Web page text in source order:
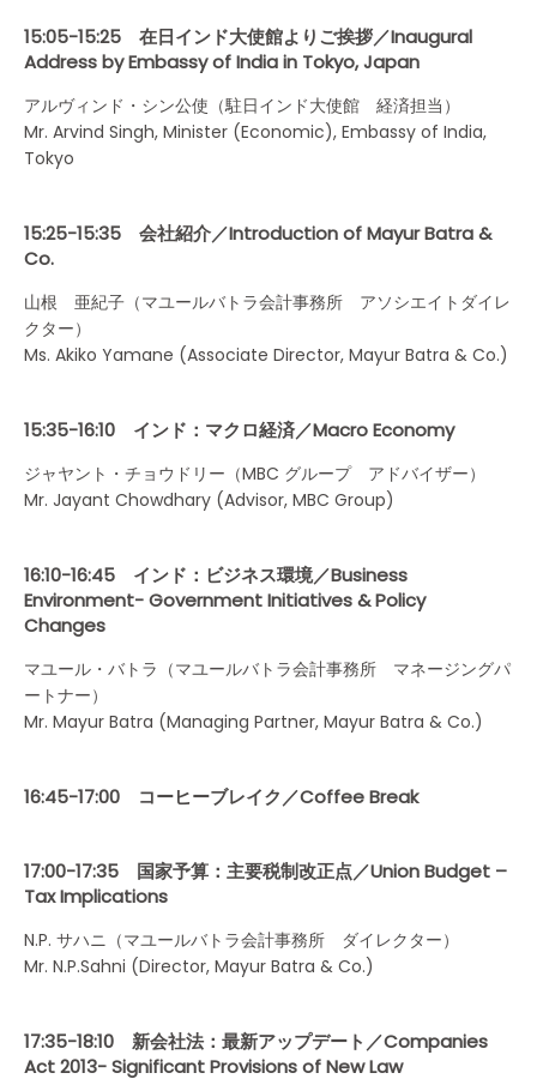
15:05-15:25 在日インド大使館よりご挨拶／Inaugural
Address by Embassy of India in Tokyo, Japan
アルヴィンド・シン公使（駐日インド大使館 経済担当）
Mr. Arvind Singh, Minister (Economic), Embassy of India,
Tokyo
15:25-15:35 会社紹介／Introduction of Mayur Batra &
Co.
山根 亜紀子（マユールバトラ会計事務所 アソシエイトダイレ
クター）
Ms. Akiko Yamane (Associate Director, Mayur Batra & Co.)
15:35-16:10 インド：マクロ経済／Macro Economy
ジャヤント・チョウドリー（MBC グループ アドバイザー）
Mr. Jayant Chowdhary (Advisor, MBC Group)
16:10-16:45 インド：ビジネス環境／Business
Environment- Government Initiatives & Policy
Changes
マユール・バトラ（マユールバトラ会計事務所 マネージングパ
ートナー）
Mr. Mayur Batra (Managing Partner, Mayur Batra & Co.)
16:45-17:00 コーヒーブレイク／Coffee Break
17:00-17:35 国家予算：主要税制改正点／Union Budget –
Tax Implications
N.P. サハニ（マユールバトラ会計事務所 ダイレクター）
Mr. N.P.Sahni (Director, Mayur Batra & Co.)
17:35-18:10 新会社法：最新アップデート／Companies
Act 2013- Significant Provisions of New Law